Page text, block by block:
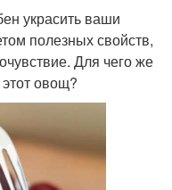
украсить ваши
полезных свойств,
Для чего же
этот овощ?